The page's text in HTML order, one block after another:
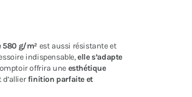
580 g/m² est aussi résistante et
indispensable,elle s’adapte
offrira une esthétique
finition parfaite et